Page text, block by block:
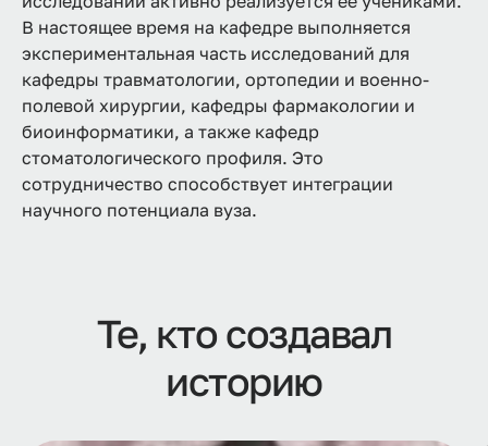
В настоящее время на кафедре выполняется
экспериментальная часть исследований для
кафедры травматологии, ортопедии и военно-
полевой хирургии, кафедры фармакологии и
биоинформатики, а также кафедр
стоматологического профиля. Это
сотрудничество способствует интеграции
научного потенциала вуза.
Те, кто создавал
историю